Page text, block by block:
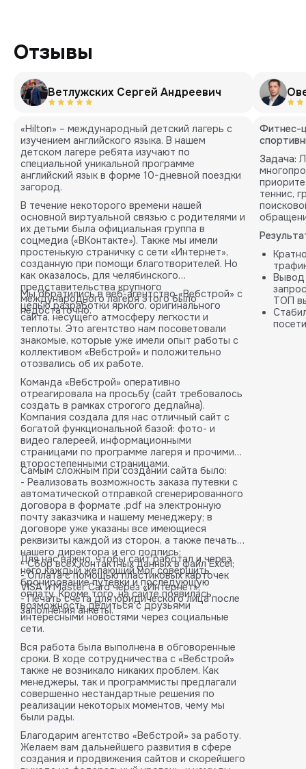
Отзывы
Ветлужских Сергей Андреевич
«Hilton» – международный детский лагерь с
изучением английского языка. В нашем
детском лагере ребята изучают по
специальной уникальной программе
английский язык в форме 10-дневной поездки
загород.
В течение некоторого времени нашей
основной виртуальной связью с родителями и
их детьми была официальная группа в
соцмедиа («ВКонтакте»). Также мы имели
простенькую страничку с сети «Интернет»,
созданную при помощи благотворителей. Но
как оказалось, для челябинского
представительства крупного
международного лагеря этого было
недостаточно.
Мы обратились в веб-агентство «Вебстрой» с
целью разработки яркого, оригинального
сайта, несущего атмосферу легкости и
теплоты. Это агентство нам посоветовали
знакомые, которые уже имели опыт работы с
коллективом «Вебстрой» и положительно
отозвались об их работе.
Команда «Вебстрой» оперативно
отреагировала на просьбу (сайт требовалось
создать в рамках строгого дедлайна).
Компания создала для нас отличный сайт с
богатой функциональной базой: фото- и
видео галереей, информационными
страницами по программе лагеря и прочими
второстепенными страницами.
Самым сложным при создании сайта было:
- Реализовать возможность заказа путевки с
автоматической отправкой сгенерированного
договора в формате .pdf на электронную
почту заказчика и нашему менеджеру; в
договоре уже указаны все имеющиеся
реквизиты каждой из сторон, а также печать
нашего директора и его подпись;
- Сбор всех контактных данных в файл Excel;
- Оплата с помощью пластиковых карточек
VISA и Master Card через «Интернет»;
- Печать счета для юридического лица после
заполнения анкеты.
Для нас важно, чтобы сайт работал и через
него каждый желающий мог совершить
бронирование путевки и последующую
оплату. Кроме того, на сайте появилась
возможность делиться с друзьями
интересными новостями через социальные
сети.
Вся работа была выполнена в обговоренные
сроки. В ходе сотрудничества с «Вебстрой»
также не возникало никаких проблем. Как
менеджеры, так и программисты предлагали
совершенно нестандартные решения по
реализации некоторых моментов, чему мы
были рады.
Благодарим агентство «Вебстрой» за работу.
Желаем вам дальнейшего развития в сфере
создания и продвижения сайтов и скорейшего
Фитнес-
Задача:
теннис,
ТОП